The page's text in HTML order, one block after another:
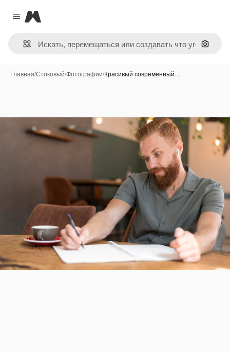
Close menu
Magnific
Поиск
Главная/Стоковый/Фотографии/Красивый современный…